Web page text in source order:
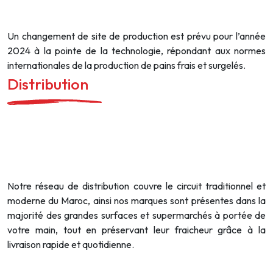
Un changement de site de production est prévu pour l’année
2024 à la pointe de la technologie, répondant aux normes
internationales de la production de pains frais et surgelés.
Distribution
Notre réseau de distribution couvre le circuit traditionnel et
moderne du Maroc, ainsi nos marques sont présentes dans la
majorité des grandes surfaces et supermarchés à portée de
votre main, tout en préservant leur fraicheur grâce à la
livraison rapide et quotidienne.